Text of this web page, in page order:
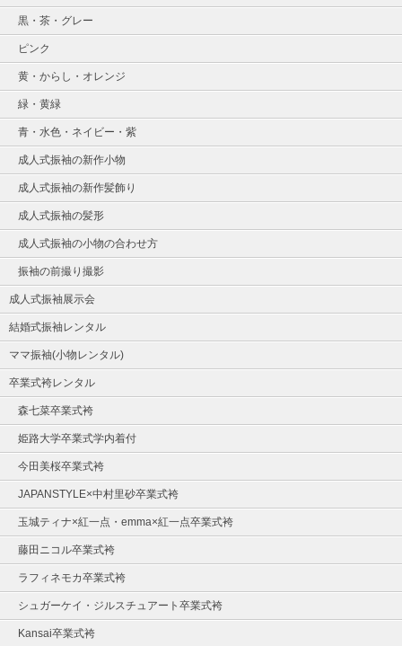
黒・茶・グレー
ピンク
黄・からし・オレンジ
緑・黄緑
青・水色・ネイビー・紫
成人式振袖の新作小物
成人式振袖の新作髪飾り
成人式振袖の髪形
成人式振袖の小物の合わせ方
振袖の前撮り撮影
成人式振袖展示会
結婚式振袖レンタル
ママ振袖(小物レンタル)
卒業式袴レンタル
森七菜卒業式袴
姫路大学卒業式学内着付
今田美桜卒業式袴
JAPANSTYLE×中村里砂卒業式袴
玉城ティナ×紅一点・emma×紅一点卒業式袴
藤田ニコル卒業式袴
ラフィネモカ卒業式袴
シュガーケイ・ジルスチュアート卒業式袴
Kansai卒業式袴